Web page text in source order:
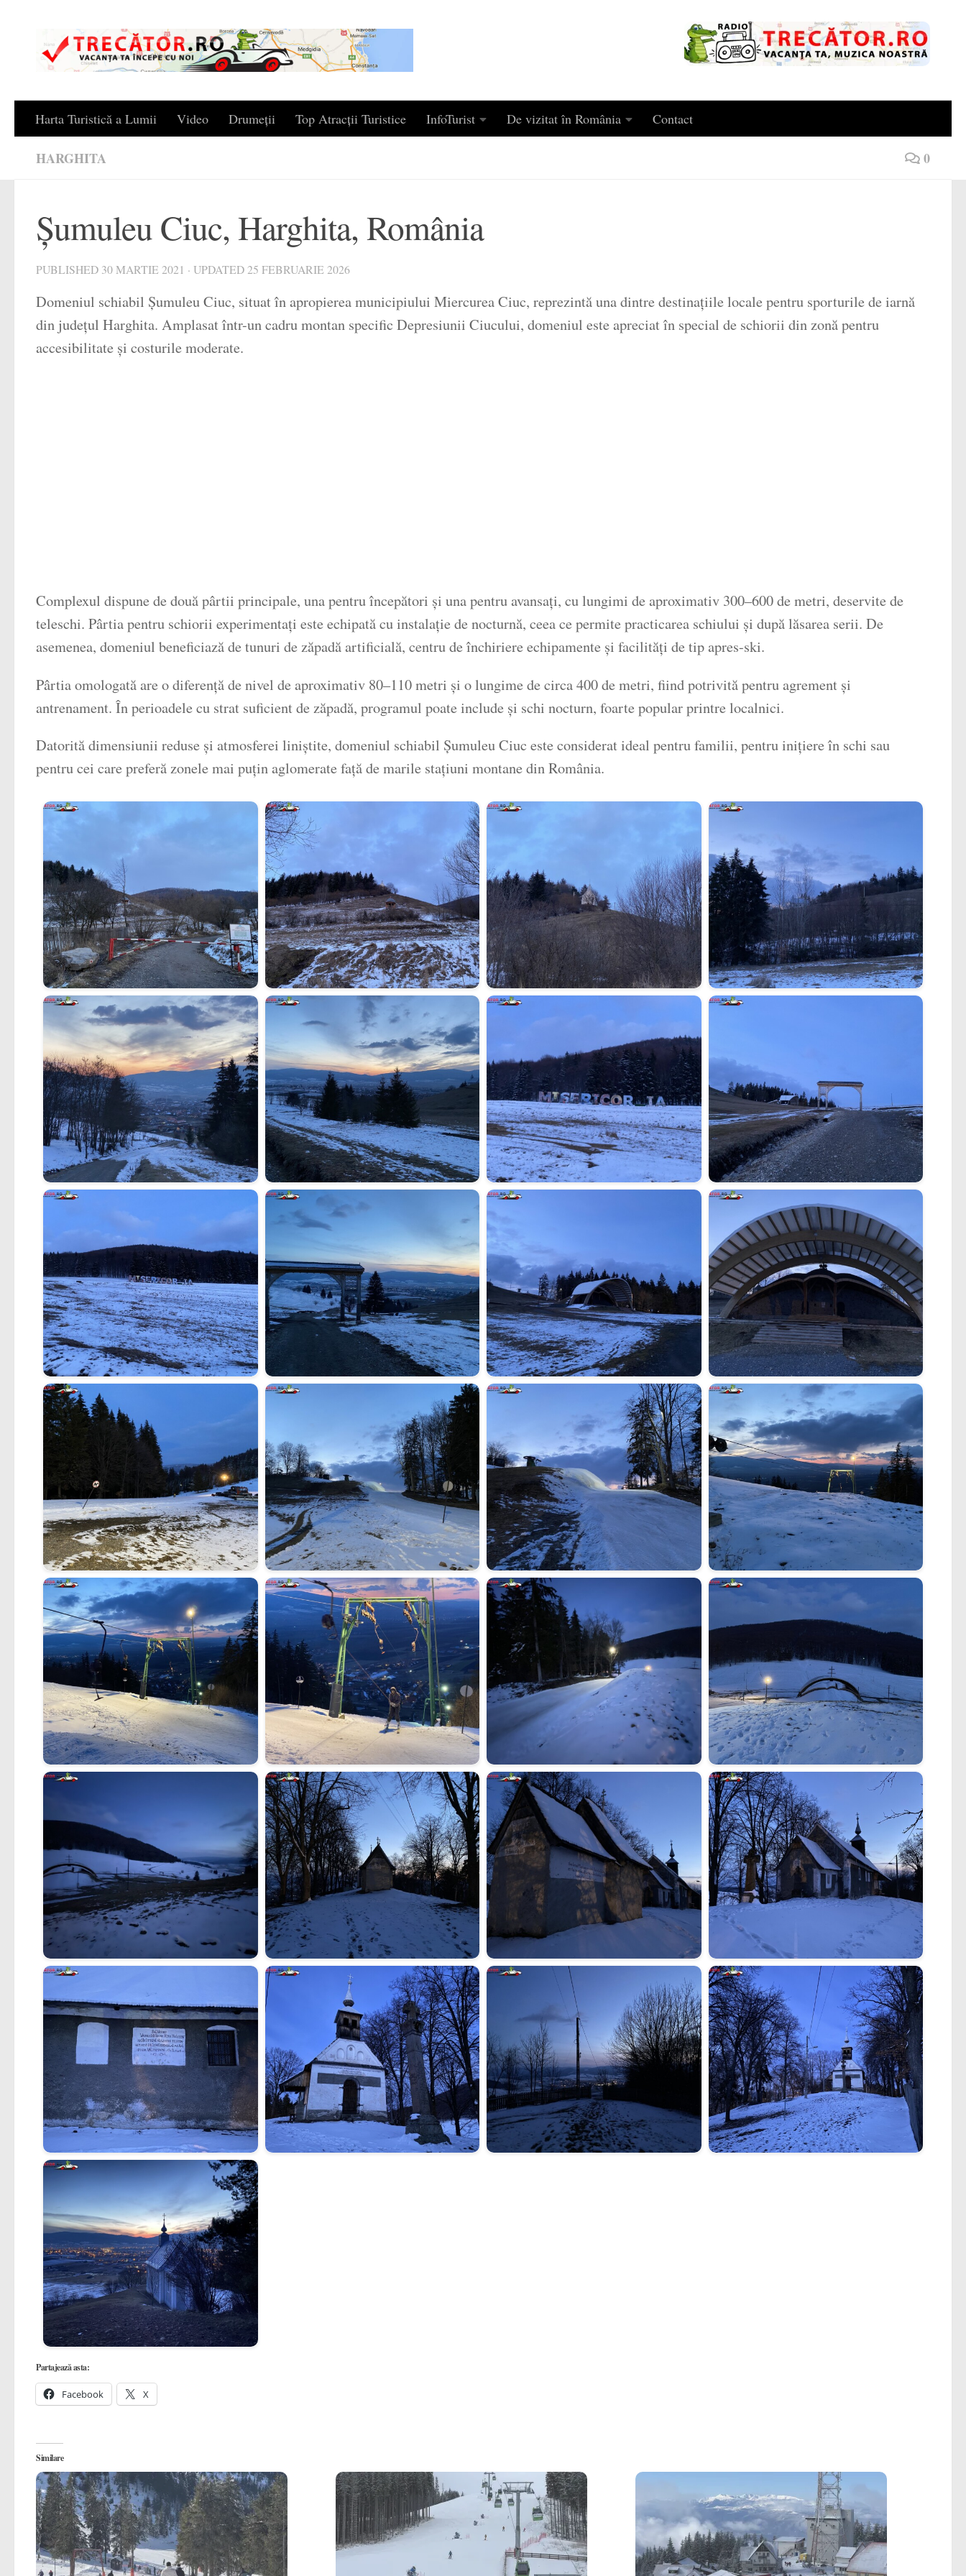
Harta Turistică a Lumii Video Drumeții Top Atracții Turistice InfoTurist De vizitat în România Contact
HARGHITA 0
Șumuleu Ciuc, Harghita, România
PUBLISHED 30 MARTIE 2021 · UPDATED25 FEBRUARIE 2026
Domeniul schiabil Șumuleu Ciuc, situat în apropierea municipiului Miercurea Ciuc, reprezintă una dintre destinațiile locale pentru sporturile de iarnă
din județul Harghita. Amplasat într-un cadru montan specific Depresiunii Ciucului, domeniul este apreciat în special de schiorii din zonă pentru
accesibilitate și costurile moderate.
Complexul dispune de două pârtii principale, una pentru începători și una pentru avansați, cu lungimi de aproximativ 300–600 de metri, deservite de
teleschi. Pârtia pentru schiorii experimentați este echipată cu instalație de nocturnă, ceea ce permite practicarea schiului și după lăsarea serii. De
asemenea, domeniul beneficiază de tunuri de zăpadă artificială, centru de închiriere echipamente și facilități de tip apres-ski.
Pârtia omologată are o diferență de nivel de aproximativ 80–110 metri și o lungime de circa 400 de metri, fiind potrivită pentru agrement și
antrenament. În perioadele cu strat suficient de zăpadă, programul poate include și schi nocturn, foarte popular printre localnici.
Datorită dimensiunii reduse și atmosferei liniștite, domeniul schiabil Șumuleu Ciuc este considerat ideal pentru familii, pentru inițiere în schi sau
pentru cei care preferă zonele mai puțin aglomerate față de marile stațiuni montane din România.
Partajează asta:
Facebook X
Similare